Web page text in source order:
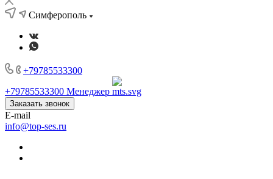
Симферополь
+79785533300
+79785533300 Менеджер
Заказать звонок
E-mail
info@top-ses.ru